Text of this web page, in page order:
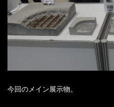
今回のメイン展示物。